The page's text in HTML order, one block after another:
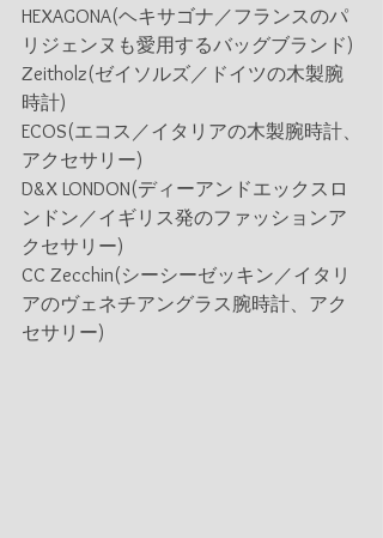
HEXAGONA(ヘキサゴナ／フランスのパ
リジェンヌも愛用するバッグブランド)
Zeitholz(ゼイソルズ／ドイツの木製腕
時計)
ECOS(エコス／イタリアの木製腕時計、
アクセサリー)
D&X LONDON(ディーアンドエックスロ
ンドン／イギリス発のファッションア
クセサリー)
CC Zecchin(シーシーゼッキン／イタリ
アのヴェネチアングラス腕時計、アク
セサリー)